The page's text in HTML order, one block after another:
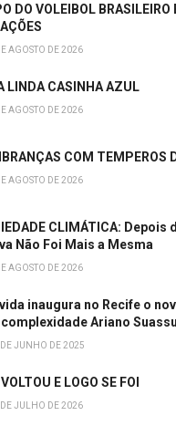
DO VOLEIBOL BRASILEIRO
AGOSTO DE 2026
LINDA CASINHA AZUL
AGOSTO DE 2026
COM TEMPEROS
AGOSTO DE 2026
CLIMÁTICA: Depois
Não Foi Mais a Mesma
AGOSTO DE 2026
inaugura no Recife o
Ariano
JUNHO DE 2025
E LOGO SE FOI
JULHO DE 2026